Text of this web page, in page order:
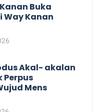
Buka
Way Kanan
Akal- akalan
Perpus
Mens